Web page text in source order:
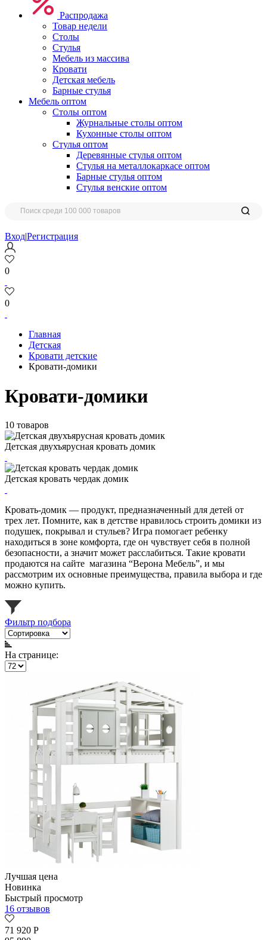
Распродажа
Товар недели
Столы
Стулья
Мебель из массива
Кровати
Детская мебель
Барные стулья
Мебель оптом
Столы оптом
Журнальные столы оптом
Кухонные столы оптом
Стулья оптом
Деревянные стулья оптом
Стулья на металлокаркасе оптом
Барные стулья оптом
Стулья венские оптом
Вход|Регистрация
0
0
Главная
Детская
Кровати детские
Кровати-домики
Кровати-домики
10 товаров
Детская двухъярусная кровать домик
Детская кровать чердак домик
Кровать-домик — продукт, предназначенный для детей от
трех лет. Помните, как в детстве нравилось строить домики из
подушек, покрывал и стульев? Игра помогает ребенку
находиться в зоне комфорта, где он чувствует себя в полной
безопасности, а значит может расслабиться. Такие кровати
продаются на сайте магазина “Верона Мебель”, и мы
рассмотрим их основные преимущества, правила выбора и где
можно купить.
Фильтр подбора
На странице:
Лучшая цена
Новинка
Быстрый просмотр
16 отзывов
71 920 Р